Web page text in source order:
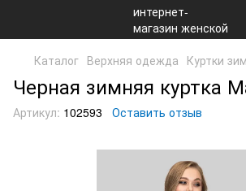
Каталог Верхняя одежда Куртки
Черная зимняя куртка
Артикул: 102593 Оставить отзыв